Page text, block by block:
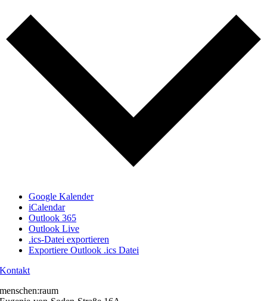
Google Kalender
iCalendar
Outlook 365
Outlook Live
.ics-Datei exportieren
Exportiere Outlook .ics Datei
Kontakt
menschen:raum